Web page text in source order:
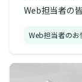
Web担当者の
Web担当者のお